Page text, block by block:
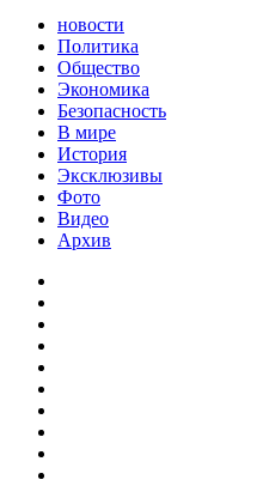
новости
Политика
Общество
Экономика
Безопасность
В мире
История
Эксклюзивы
Фото
Видео
Архив